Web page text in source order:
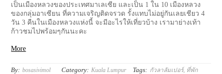
เป็นเมืองหลวงของประเทศมาเลเซีย และเป็น 1 ใน 10 เมืองหลวง
ของกลุ่มอาเซียน ที่ความเจริญติดจรวด รั้งแทบไม่อยู่กันเลยเชียว 4
วัน 3 คืนในเมืองหลวงแห่งนี้ จะมีอะไรให้เที่ยวบ้าง เรามาย่างเท้า
ก้าวชมไปพร้อมๆกันนะคะ
More
By: bosasivimol Category: Kuala Lumpur Tags: กัวลาลัมเปอร์, ที่พัก